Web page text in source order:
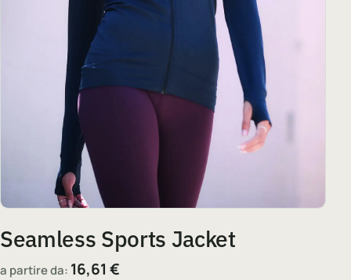
Seamless Sports Jacket
a partire da: 16,61 €